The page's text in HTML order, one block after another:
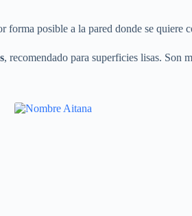
forma posible a la pared donde se quiere
, recomendado para superficies lisas. Son